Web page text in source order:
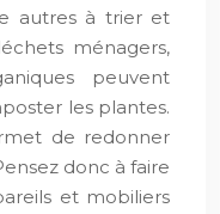
autres à trier et
ménagers,
peuvent
les plantes.
de redonner
donc à faire
et mobiliers